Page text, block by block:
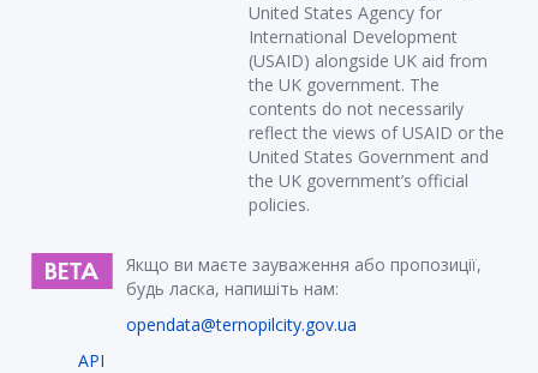
United States Agency for
International Development
(USAID) alongside UK aid from
the UK government. The
contents do not necessarily
reflect the views of USAID or the
United States Government and
the UK government’s official
policies.
Якщо ви маєте зауваження або пропозиції,
будь ласка, напишіть нам:
opendata@ternopilcity.gov.ua
API